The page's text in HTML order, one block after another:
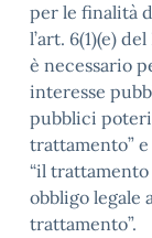
per le finalità
l’art. 6(1)(e)
è necessario
interesse
pubblici
trattamento” e
“il
obbligo legale
trattamento”.